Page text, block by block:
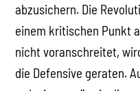
abzusichern. Die
einem kritischen Punkt
nicht voranschreitet,
die Defensive geraten.